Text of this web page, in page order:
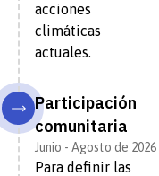
acciones
climáticas
actuales.
Participación
comunitaria
Junio ​​- Agosto de 2026
Para definir las